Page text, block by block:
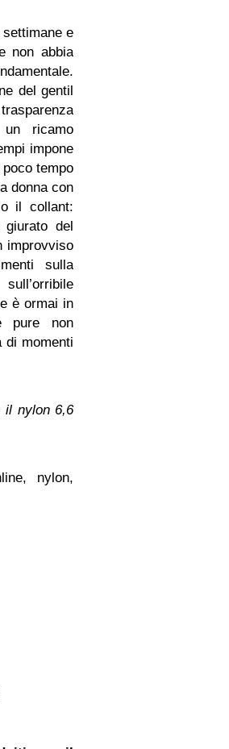
settimane e
non abbia
del gentil
ricamo
impone
tempo
donna con
il collant:
del
improvviso
sulla
è ormai in
pure non
di momenti
il nylon 6,6
nylon,